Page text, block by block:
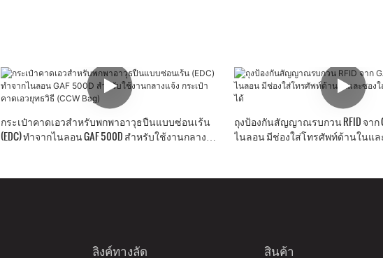
กระเป๋าคาดเอวสำหรับพกพาอาวุธปืนแบบซ่อนเร้น
(EDC) ทำจากไนลอน GAF 500D สำหรับใช้งานกลาง
ถุงป้องกันสัญญาณรบกวน RFID จาก
ไนลอน มีช่องใส่โทรศัพท์ด้านในแล
ลิงค์ทางลัด สินค้า